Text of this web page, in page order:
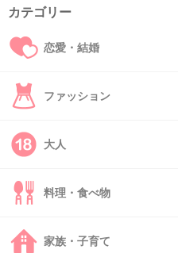
23. 匿名2013/05/06(月) 17:58:03
ほんとこんなんばっか
24. 匿名
おばさんのヌード見てもなあ(^_^;)))
カテゴリー
恋愛・結婚
ファッション
大人
料理・食べ物
家族・子育て